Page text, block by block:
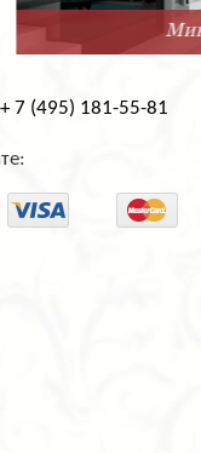
+ 7 (495) 181-55-81